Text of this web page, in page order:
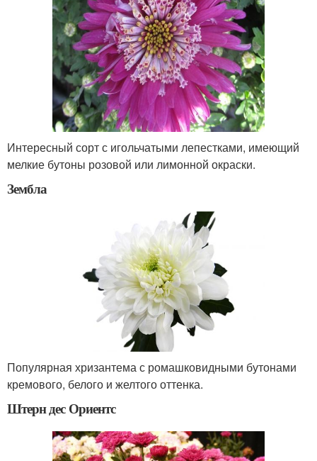
Интересный сорт с игольчатыми лепестками, имеющий
мелкие бутоны розовой или лимонной окраски.
Зембла
Популярная хризантема с ромашковидными бутонами
кремового, белого и желтого оттенка.
Штерн дес Ориентс